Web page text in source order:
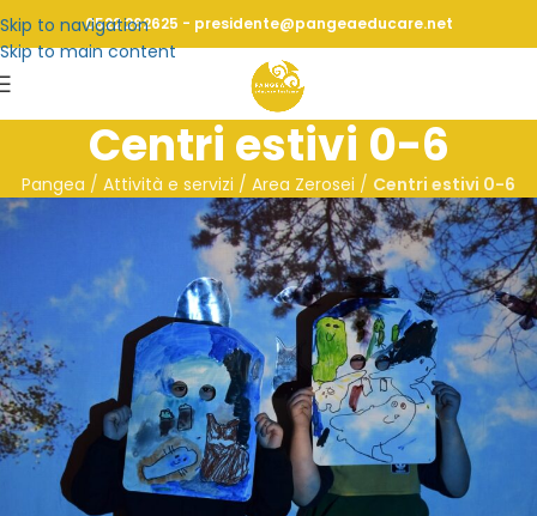
Skip to navigation
Skip to main content
0522 262625 - presidente@pangeaeducare.net
Centri estivi 0-6
Pangea / Attività e servizi / Area Zerosei / Centri estivi 0-6